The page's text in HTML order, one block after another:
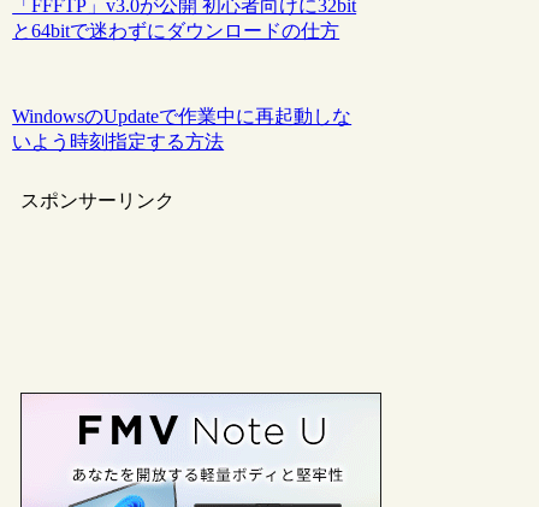
「FFFTP」v3.0が公開 初心者向けに32bit
と64bitで迷わずにダウンロードの仕方
WindowsのUpdateで作業中に再起動しな
いよう時刻指定する方法
スポンサーリンク